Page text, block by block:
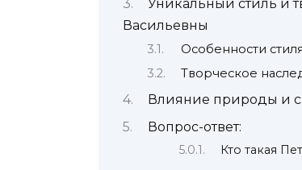
Уникальный стиль и
Васильевны
Особенности
Творческое
Влияние природы и
Вопрос-ответ:
Кто такая